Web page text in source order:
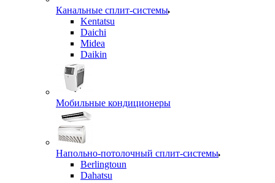
Канальные сплит-системы
Kentatsu
Daichi
Midea
Daikin
Мобильные кондиционеры
Напольно-потолочный сплит-системы
Berlingtoun
Dahatsu